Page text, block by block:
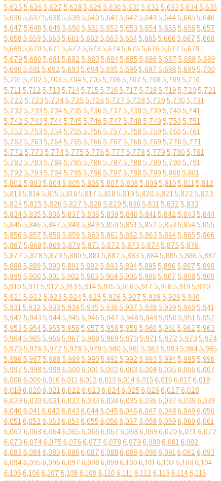
5,6255,6265,6275,6285,6295,6305,6315,6325,6335,6345,635
5,6365,6375,6385,6395,6405,6415,6425,6435,6445,6455,646
5,6475,6485,6495,6505,6515,6525,6535,6545,6555,6565,657
5,6585,6595,6605,6615,6625,6635,6645,6655,6665,6675,668
5,6695,6705,6715,6725,6735,6745,6755,6765,6775,678
5,6795,6805,6815,6825,6835,6845,6855,6865,6875,6885,689
5,6905,6915,6925,6935,6945,6955,6965,6975,6985,6995,700
5,7015,7025,7035,7045,7055,7065,7075,7085,7095,710
5,7115,7125,7135,7145,7155,7165,7175,7185,7195,7205,721
5,7225,7235,7245,7255,7265,7275,7285,7295,7305,731
5,7325,7335,7345,7355,7365,7375,7385,7395,7405,741
5,7425,7435,7445,7455,7465,7475,7485,7495,7505,751
5,7525,7535,7545,7555,7565,7575,7585,7595,7605,761
5,7625,7635,7645,7655,7665,7675,7685,7695,7705,771
5,7725,7735,7745,7755,7765,7775,7785,7795,7805,781
5,7825,7835,7845,7855,7865,7875,7885,7895,7905,791
5,7925,7935,7945,7955,7965,7975,7985,7995,8005,801
5,8025,8035,8045,8055,8065,8075,8085,8095,8105,8115,812
5,8135,8145,8155,8165,8175,8185,8195,8205,8215,8225,823
5,8245,8255,8265,8275,8285,8295,8305,8315,8325,833
5,8345,8355,8365,8375,8385,8395,8405,8415,8425,8435,844
5,8455,8465,8475,8485,8495,8505,8515,8525,8535,8545,855
5,8565,8575,8585,8595,8605,8615,8625,8635,8645,8655,866
5,8675,8685,8695,8705,8715,8725,8735,8745,8755,876
5,8775,8785,8795,8805,8815,8825,8835,8845,8855,8865,887
5,8885,8895,8905,8915,8925,8935,8945,8955,8965,8975,898
5,8995,9005,9015,9025,9035,9045,9055,9065,9075,9085,909
5,9105,9115,9125,9135,9145,9155,9165,9175,9185,9195,920
5,9215,9225,9235,9245,9255,9265,9275,9285,9295,930
5,9315,9325,9335,9345,9355,9365,9375,9385,9395,9405,941
5,9425,9435,9445,9455,9465,9475,9485,9495,9505,9515,952
5,9535,9545,9555,9565,9575,9585,9595,9605,9615,9625,963
5,9645,9655,9665,9675,9685,9695,9705,9715,9725,9735,974
5,9755,9765,9775,9785,9795,9805,9815,9825,9835,9845,985
5,9865,9875,9885,9895,9905,9915,9925,9935,9945,9955,996
5,9975,9985,9996,0006,0016,0026,0036,0046,0056,0066,007
6,0086,0096,0106,0116,0126,0136,0146,0156,0166,0176,018
6,0196,0206,0216,0226,0236,0246,0256,0266,0276,028
6,0296,0306,0316,0326,0336,0346,0356,0366,0376,0386,039
6,0406,0416,0426,0436,0446,0456,0466,0476,0486,0496,050
6,0516,0526,0536,0546,0556,0566,0576,0586,0596,0606,061
6,0626,0636,0646,0656,0666,0676,0686,0696,0706,0716,072
6,0736,0746,0756,0766,0776,0786,0796,0806,0816,082
6,0836,0846,0856,0866,0876,0886,0896,0906,0916,0926,093
6,0946,0956,0966,0976,0986,0996,1006,1016,1026,1036,104
6,1056,1066,1076,1086,1096,1106,1116,1126,1136,1146,115